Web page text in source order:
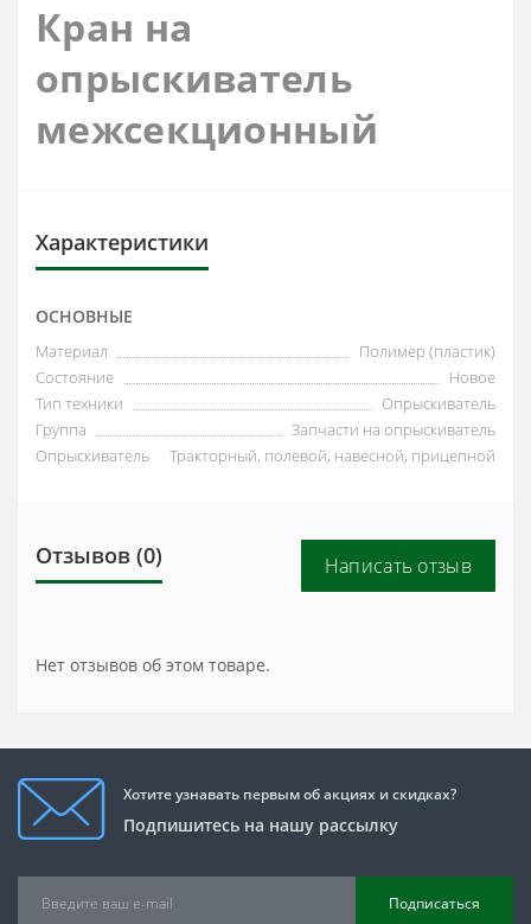
Кран на
опрыскиватель
межсекционный
Характеристики
ОСНОВНЫЕ
Материал
Полимер (пластик)
Состояние
Новое
Тип техники
Опрыскиватель
Группа
Запчасти на опрыскиватель
Опрыскиватель
Тракторный, полевой, навесной, прицепной
Отзывов (0) Написать отзыв
Нет отзывов об этом товаре.
Хотите узнавать первым об акциях и скидках?
Подпишитесь на нашу рассылку
Подписаться